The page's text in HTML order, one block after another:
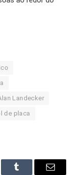
Landecker
de placa